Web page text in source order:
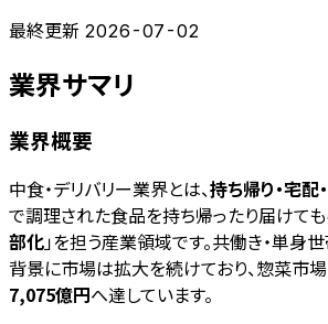
最終更新 2026-07-02
業界サマリ
業界概要
中食・デリバリー業界とは、持ち帰り・宅配
で調理された食品を持ち帰ったり届けても
部化」を担う産業領域です。共働き・単身
背景に市場は拡大を続けており、惣菜市
7,075億円へ達しています。